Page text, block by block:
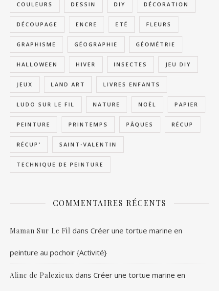
COULEURS DESSIN DIY DÉCORATION
DÉCOUPAGE ENCRE ETÉ FLEURS
GRAPHISME GÉOGRAPHIE GÉOMÉTRIE
HALLOWEEN HIVER INSECTES JEU DIY
JEUX LAND ART LIVRES ENFANTS
LUDO SUR LE FIL NATURE NOËL PAPIER
PEINTURE PRINTEMPS PÂQUES RÉCUP
RÉCUP' SAINT-VALENTIN
TECHNIQUE DE PEINTURE
COMMENTAIRES RÉCENTS
Maman Sur Le Fil dans Créer une tortue marine en
peinture au pochoir {Activité}
Aline de Palezieux dans Créer une tortue marine en